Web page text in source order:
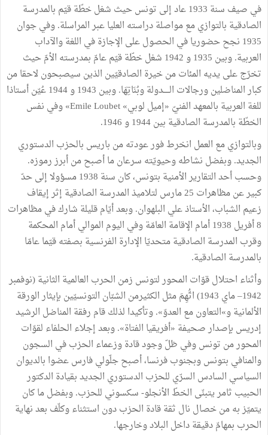
في صيف سنة 1933 عاد إلى تونس حيث شغل خطّة قيّم بالمدرسة
الصادقية بالتوازي مع مواصلة دراسته العليا عبر المراسلة. وفي جوان
1935 نجح حضوريا في الحصول على الإجازة في اللغة والآداب
العربية. وبين 1935 و 1942 شغل خطّة قيّم عامّ بمدرسته الأمّ حيث
تخرّج على يديه المئات من خيرة الصادقيّين الذين سيصبحون لاحقا من
كبار المناضلين ورجالات الـــــدولة وبُنَاتِهَا. وبين 1943 و 1944 عُيّن أستاذا
للغة العربية بالمعهد الفنيّ «إميل لوبي» Emile Loubet» وفي نفس
الخطّة بالمدرسة الصادقية بين 1944 و 1946.
وبالتوازي مع العمل انخرط فور عودته من باريس بالحزب الدستوري
الجديد. وبفضل نشاطه وحيويّته سرعان ما أصبح من أبرز رموزه.
وحسب أحد التقارير الأمنية بتونس، كان سنة 1938 مسؤولا إلى حدّ
كبير عن مظاهرات 25 مارس لتلاميذ المدرسة الصادقية إثر إيقاف
زعيم الشباب، الأستاذ علي البلهوان. وبعد أيّام قليلة شارك في مظاهرات
8 أفريل 1938 أمام الإقامة العامّة وفي اليوم الموالي أمام المحكمة
وقرب المدرسة الصادقية متحديّا الإدارة الفرنسية بصفته قيّما عامّا
بالمدرسة الصادقية.
وأثناء احتلال قوّات المحور لتونس زمن الحرب العالمية الثانية (نوفمبر
1942– ماي 1943) اتُّهِمَ مثل الكثيرمن الشبّان التونسيّين بإيثار الورقة
الألمانية و»التعاون مع العدوّ». وتأكيدا لذلك قام رفقة المناضل الرشيد
إدريس بإصدار صحيفة «أفريقيا الفتاة». وبعد إجلاء الحلفاء لقوّات
المحور من تونس وفي ظلّ وجود قادة وزعماء الحزب في السجون
والمنافي بتونس وبجنوب فرنسا، أصبح جلّولي فارس عضوا بالديوان
السياسي السادس السرّي للحزب الدستوري الجديد بقيادة الدكتور
الحبيب ثامر يتبنّى الخطّ الأنجلو- سكسوني للحزب. وبفضل ما كان
يتميّز به من خصال نال ثقة قادة الحزب دون استثناء وكلّف بعد نهاية
الحرب بمهامّ دقيقة داخل البلاد وخارجها.